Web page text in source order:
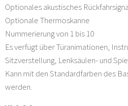
Optionales akustisches
Optionale Thermoskanne
Nummerierung von 1 bis 10
Es verfügt über Türanimationen,
Sitzverstellung, Lenksäulen- und
Kann mit den Standardfarben des
werden.